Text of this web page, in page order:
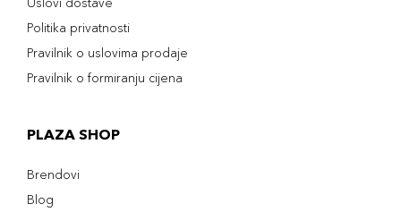
Politika privatnosti
Pravilnik o uslovima prodaje
Pravilnik o formiranju cijena
PLAZA SHOP
Brendovi
Blog